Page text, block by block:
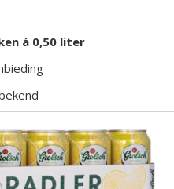
á 0,50 liter